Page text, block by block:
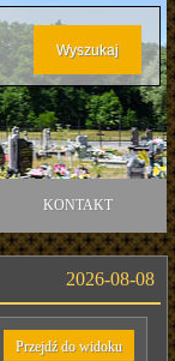
KONTAKT
2026-08-08
Przejdź do widoku